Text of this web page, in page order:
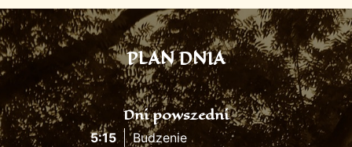
PLAN DNIA
Dni powszedni
5:15
Budzenie